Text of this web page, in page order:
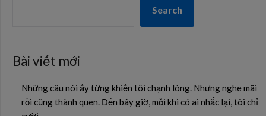
Search
Bài viết mới
Những câu nói ấy từng khiến tôi chạnh lòng. Nhưng nghe mãi
rồi cũng thành quen. Đến bây giờ, mỗi khi có ai nhắc lại, tôi chỉ